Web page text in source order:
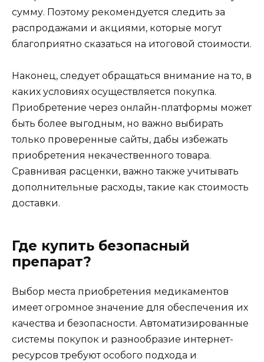
сумму. Поэтому рекомендуется следить за
распродажами и акциями, которые могут
благоприятно сказаться на итоговой стоимости.
Наконец, следует обращаться внимание на то, в
каких условиях осуществляется покупка.
Приобретение через онлайн-платформы может
быть более выгодным, но важно выбирать
только проверенные сайты, дабы избежать
приобретения некачественного товара.
Сравнивая расценки, важно также учитывать
дополнительные расходы, такие как стоимость
доставки.
Где купить безопасный
препарат?
Выбор места приобретения медикаментов
имеет огромное значение для обеспечения их
качества и безопасности. Автоматизированные
системы покупок и разнообразие интернет-
ресурсов требуют особого подхода и